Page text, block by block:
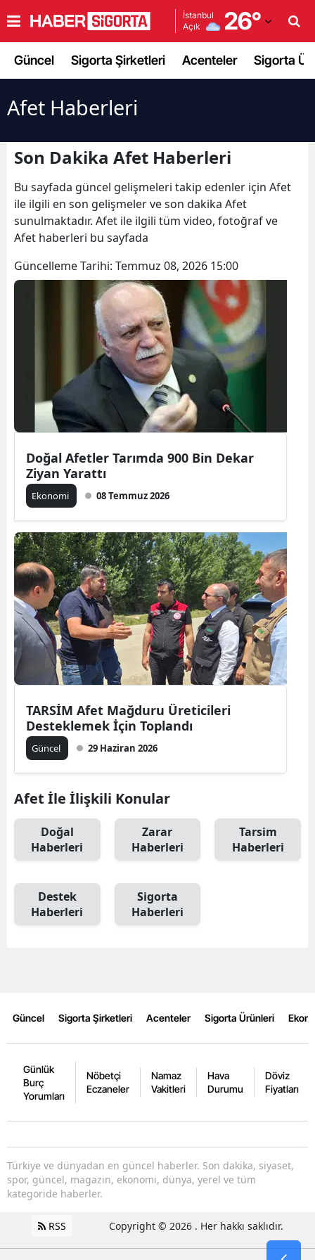
İstanbul
Açık
26°
Adana
Amasya
Ankara
Antalya
Aydın
Balıkesir
Bilecik
Bingöl
Bitlis
Bolu
Çankırı
Çorum
Denizli
Diyarbakır
Edirne
Elazığ
Erzincan
Giresun
Gümüşhane
İzmir
Kastamonu
Kırşehir
Konya
Kütahya
Güncel Sigorta Şirketleri Acenteler Sigorta
Afet Haberleri
Son Dakika Afet Haberleri
Bu sayfada güncel gelişmeleri takip edenler için Afet
ile ilgili en son gelişmeler ve son dakika Afet
sunulmaktadır. Afet ile ilgili tüm video, fotoğraf ve
Afet haberleri bu sayfada
Güncelleme Tarihi: Temmuz 08, 2026 15:00
Doğal Afetler Tarımda 900 Bin Dekar
Ziyan Yarattı
Ekonomi 08 Temmuz 2026
TARSİM Afet Mağduru Üreticileri
Desteklemek İçin Toplandı
Güncel 29 Haziran 2026
Afet İle İlişkili Konular
Doğal
Haberleri
Zarar
Haberleri
Tarsim
Haberleri
Destek
Haberleri
Sigorta
Haberleri
Güncel Sigorta Şirketleri Acenteler Sigorta Ürünleri
Günlük
Burç
Yorumları
Nöbetçi
Eczaneler
Namaz
Vakitleri
Hava
Durumu
Döviz
Fiyatları
Türkiye ve dünyadan en güncel haberler. Son dakika, siyaset,
spor, güncel, magazin, ekonomi, dünya, yerel ve tüm
kategoride haberler.
RSS Copyright © 2026 . Her hakkı saklıdır.